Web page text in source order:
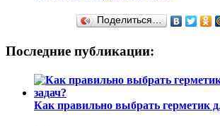
Поделиться…
Последние публикации:
Как правильно выбрать герметик